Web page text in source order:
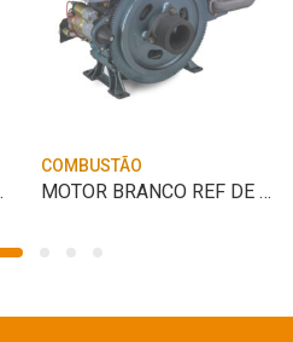
COMBUSTÃO
MOTOR BRANCO REF DE AGUA BDA 22.0 RA